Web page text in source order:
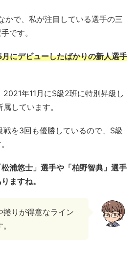
かで、私が注目している選手の三
です。
にデビューしたばかりの新人選手
年11月にS級2班に特別昇級し
しています。
戦を3回も優勝しているので、S級
浦悠士」選手や「柏野智典」選手
ますね。
捲りが得意なライン